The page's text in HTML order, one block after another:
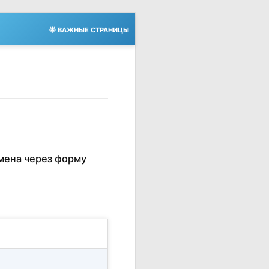
🌟 ВАЖНЫЕ СТРАНИЦЫ
через форму